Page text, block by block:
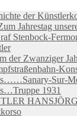
der
Jahrestag
Stenbock-
der Zwanziger
Sur-
1931